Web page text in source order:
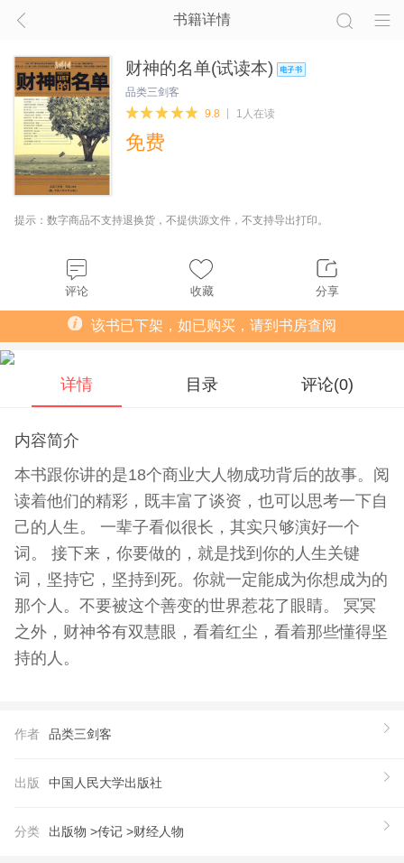
书籍详情
财神的名单(试读本)
品类三剑客
9.8
1人在读
免费
提示：数字商品不支持退换货，不提供源文件，不支持导出打印。
评论 收藏 分享
该书已下架，如已购买，请到书房查阅
详情 目录 评论(0)
内容简介
本书跟你讲的是18个商业大人物成功背后的故事。阅
读着他们的精彩，既丰富了谈资，也可以思考一下自
己的人生。 一辈子看似很长，其实只够演好一个
词。 接下来，你要做的，就是找到你的人生关键
词，坚持它，坚持到死。你就一定能成为你想成为的
那个人。不要被这个善变的世界惹花了眼睛。 冥冥
之外，财神爷有双慧眼，看着红尘，看着那些懂得坚
持的人。
作者 品类三剑客
出版 中国人民大学出版社
分类 出版物 >传记 >财经人物